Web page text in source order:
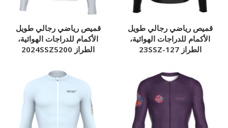
قميص رياضي رجالي طويل
الأكمام للدراجات الهوائية،
الطراز 23SSZ-127
قميص رياضي رجالي طويل
الأكمام للدراجات الهوائية،
الطراز 2024SSZ5200